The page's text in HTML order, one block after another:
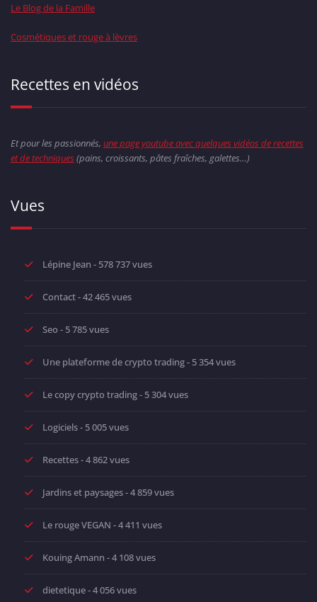
Le Blog de la Famille
Cosmétiques et rouge à lèvres
Recettes en vidéos
Et pour les passionnés, une page youtube avec quelques vidéos de recettes
et de techniques(pains, croissants, pâtes fraîches, galettes…)
Vues
Lépine Jean - 578 737 vues
Contact- 42 465 vues
Seo - 5 785 vues
Une plateforme de crypto trading- 5 354 vues
Le copy crypto trading- 5 304 vues
Logiciels- 5 005 vues
Recettes- 4 862 vues
Jardins et paysages- 4 859 vues
Le rouge VEGAN - 4 411 vues
Kouing Amann - 4 108 vues
dietetique- 4 056 vues